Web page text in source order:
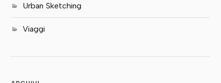
Urban Sketching
Viaggi